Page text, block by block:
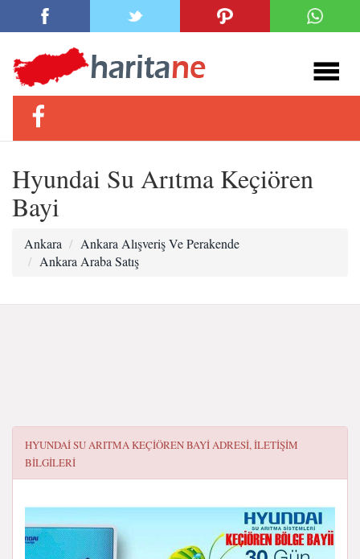
Hyundai Su Arıtma Keçiören
Bayi
Ankara
Ankara Alışveriş Ve Perakende
Ankara Araba Satış
HYUNDAI SU ARITMA KEÇIÖREN BAYIADRESI, ILETIŞIM
BILGILERI